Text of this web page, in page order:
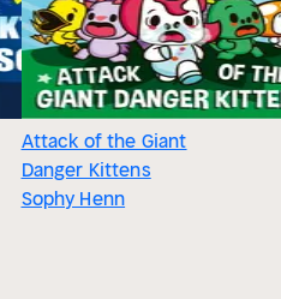
Attack of the Giant
Danger Kittens
Sophy Henn